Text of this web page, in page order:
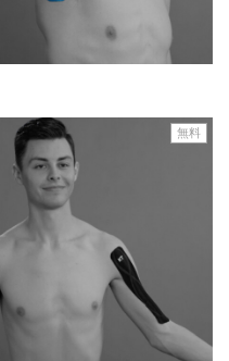
無料